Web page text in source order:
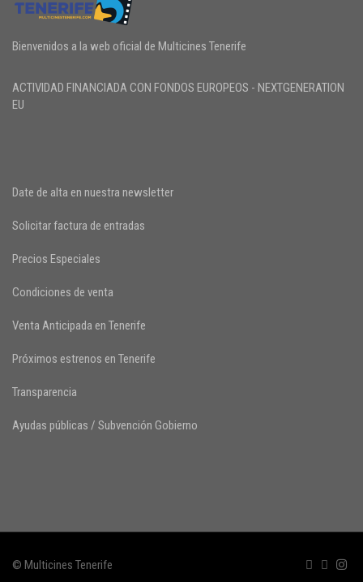
Bienvenidos a la web oficial de Multicines Tenerife
ACTIVIDAD FINANCIADA CON FONDOS EUROPEOS - NEXTGENERATION
EU
Date de alta en nuestra newsletter
Solicitar factura de entradas
Precios Especiales
Condiciones de venta
Venta Anticipada en Tenerife
Próximos estrenos en Tenerife
Transparencia
Ayudas públicas / Subvención Gobierno
© Multicines Tenerife